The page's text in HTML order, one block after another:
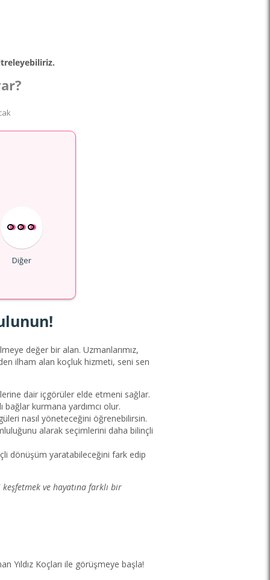
Diğer
değer bir alan. Uzmanlarımız,
ilham alan koçluk hizmeti, seni sen
dair içgörüler elde etmeni sağlar.
bağlar kurmana yardımcı olur.
nasıl yöneteceğini öğrenebilirsin.
alarak seçimlerini daha bilinçli
dönüşüm yaratabileceğini fark edip
ve hayatına farklı bir
Yıldız Koçları ile görüşmeye başla!